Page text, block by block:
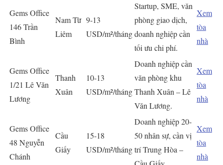
Gems Office
146 Trần
Bình
Nam Từ
Liêm
9-13
USD/m²/tháng
Startup, SME, văn
phòng giao dịch,
doanh nghiệp cần
tối ưu chi phí.
Xem
tòa
nhà
Gems Office
1/21 Lê Văn
Lương
Thanh
Xuân
10-13
USD/m²/tháng
Doanh nghiệp cần
văn phòng khu
Thanh Xuân – Lê
Văn Lương.
Xem
tòa
nhà
Gems Office
48 Nguyễn
Chánh
Cầu
Giấy
15-18
USD/m²/tháng
Doanh nghiệp 20-
50 nhân sự, cần vị
trí Trung Hòa –
Xem
tòa
nhà